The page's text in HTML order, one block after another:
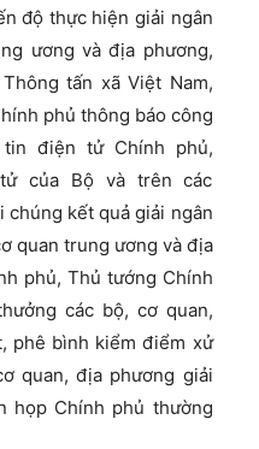
độ thực hiện giải ngân
ương và địa phương,
tấn xã Việt Nam,
phủ thông báo công
điện tử Chính phủ,
của Bộ và trên các
kết quả giải ngân
quan trung ương và địa
phủ, Thủ tướng Chính
các bộ, cơ quan,
phê bình kiểm điểm xử
quan, địa phương giải
họp Chính phủ thường